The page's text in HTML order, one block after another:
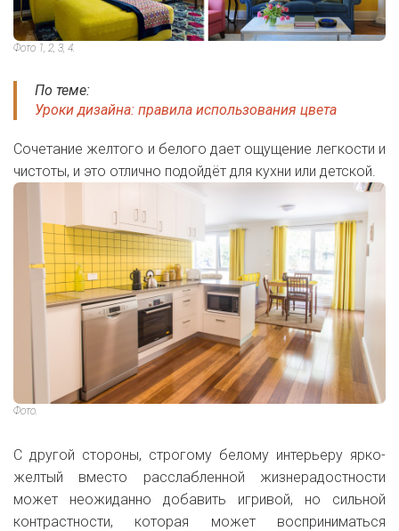
Фото 1, 2, 3, 4.
По теме:
Уроки дизайна: правила использования цвета
Сочетание желтого и белого дает ощущение легкости и
чистоты, и это отлично подойдёт для кухни или детской.
Фото.
С другой стороны, строгому белому интерьеру ярко-
желтый вместо расслабленной жизнерадостности
может неожиданно добавить игривой, но сильной
контрастности, которая может восприниматься